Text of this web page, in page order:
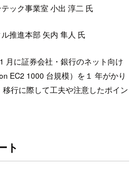
ック事業室 小出 淳二 氏
推進本部 矢内 隼人 氏
月に証券会社・銀行のネット向け
EC2 1000 台規模）を１ 年がかり
行に際して工夫や注意したポイン
ト